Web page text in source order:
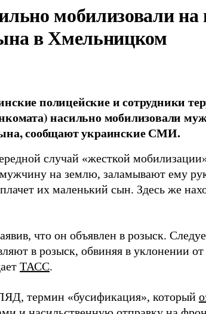
мобилизовали на
в Хмельницком
полицейские и сотрудники
насильно мобилизовали
сообщают украинские СМИ.
случай «жесткой
на землю, заламывают ему
их маленький сын. Здесь же
что он объявлен в розыск.
в розыск, обвиняя в уклонении
ТАСС.
термин «бусификация», который